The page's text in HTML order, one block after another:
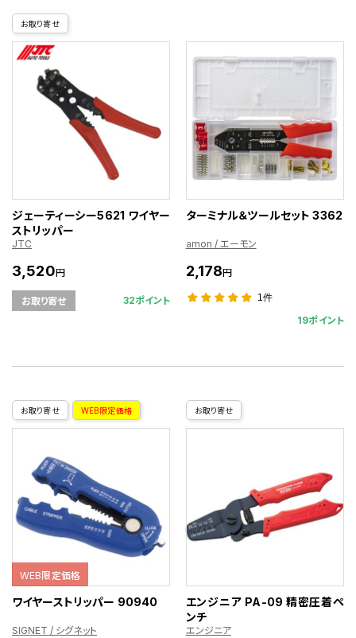
お取り寄せ
ジェーティーシー5621 ワイヤー
ストリッパー
JTC
3,520円
お取り寄せ 32ポイント
ターミナル＆ツールセット 3362
amon / エーモン
2,178円
1件
19ポイント
お取り寄せ WEB限定価格
WEB限定価格
ワイヤーストリッパー 90940
SIGNET / シグネット
お取り寄せ
エンジニア PA-09 精密圧着ペ
ンチ
エンジニア